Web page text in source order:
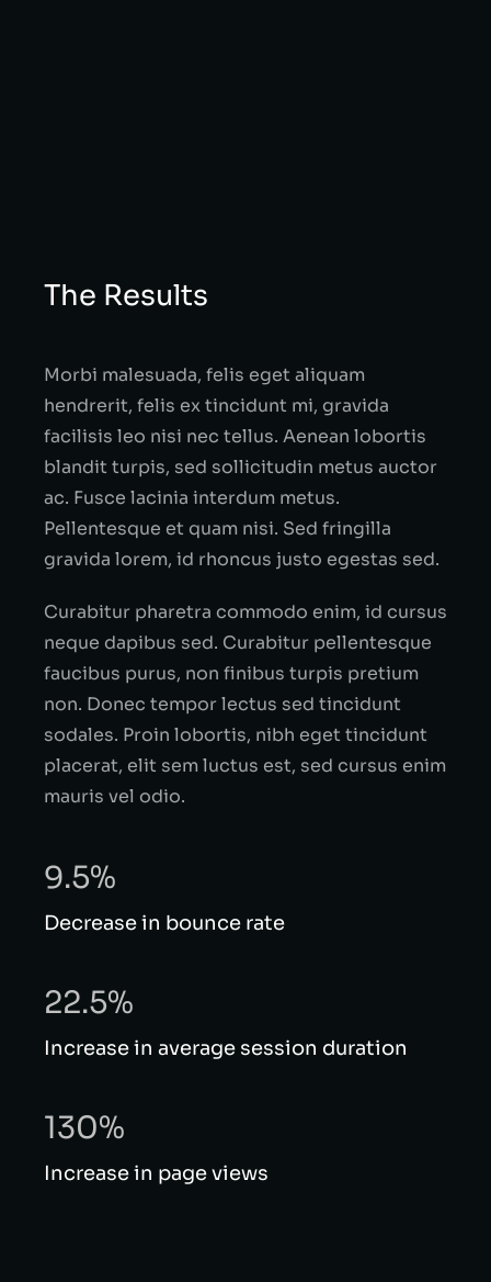
The Results
Morbi malesuada, felis eget aliquam
hendrerit, felis ex tincidunt mi, gravida
facilisis leo nisi nec tellus. Aenean lobortis
blandit turpis, sed sollicitudin metus auctor
ac. Fusce lacinia interdum metus.
Pellentesque et quam nisi. Sed fringilla
gravida lorem, id rhoncus justo egestas sed.
Curabitur pharetra commodo enim, id cursus
neque dapibus sed. Curabitur pellentesque
faucibus purus, non finibus turpis pretium
non. Donec tempor lectus sed tincidunt
sodales. Proin lobortis, nibh eget tincidunt
placerat, elit sem luctus est, sed cursus enim
mauris vel odio.
9.5%
Decrease in bounce rate
22.5%
Increase in average session duration
130%
Increase in page views